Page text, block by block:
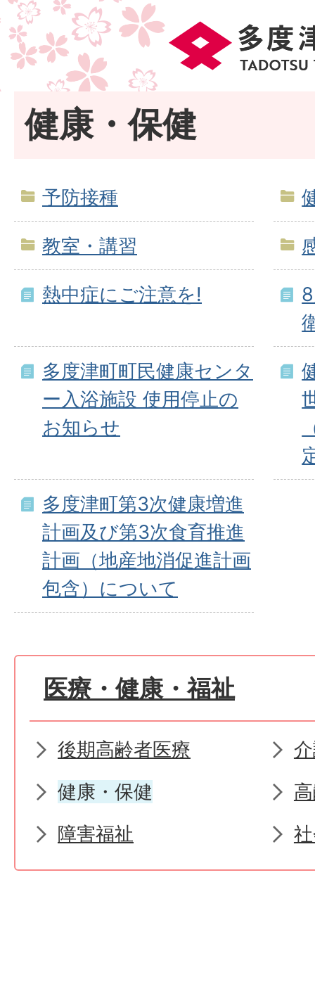
健康・保健
予防接種
教室・講習
熱中症にご注意を!
多度津町町民健康センタ
ー入浴施設 使用停止の
お知らせ
多度津町第3次健康増進
計画及び第3次食育推進
計画（地産地消促進計画
包含）について
医療・健康・福祉
後期高齢者医療
健康・保健
障害福祉